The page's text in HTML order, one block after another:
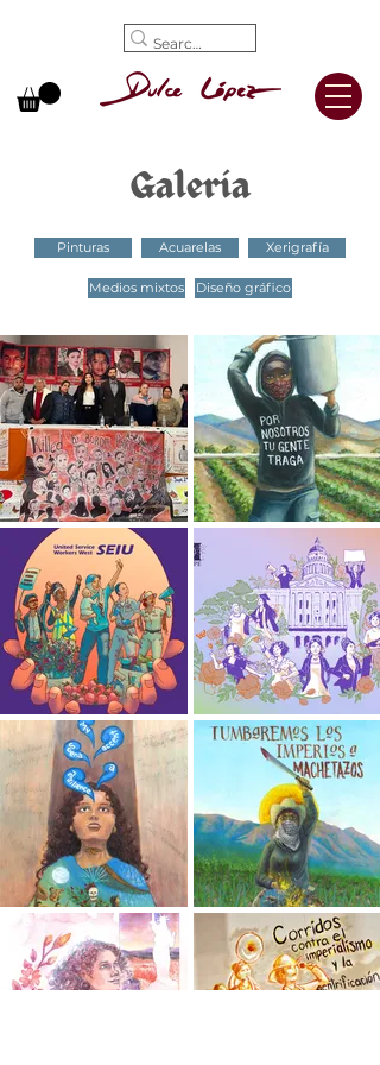
Galería
Pinturas Acuarelas Xerigrafía
Medios mixtos Diseño gráfico